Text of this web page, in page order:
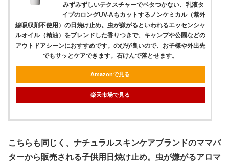
みずみずしいテクスチャーでベタつかない、乳液タ
イプのロングUV-Aもカットするノンケミカル（紫外
線吸収剤不使用）の日焼け止め。虫が嫌がるといわれるエッセンシャ
ルオイル（精油）をブレンドした香りつきで、キャンプや公園などの
アウトドアシーンにおすすめです。のびが良いので、お子様や外出先
でもサッとケアできます。石けんで落とせます。
Amazonで見る
楽天市場で見る
こちらも同じく、ナチュラルスキンケアブランドのママバ
ターから販売される子供用日焼け止め。虫が嫌がるアロマ